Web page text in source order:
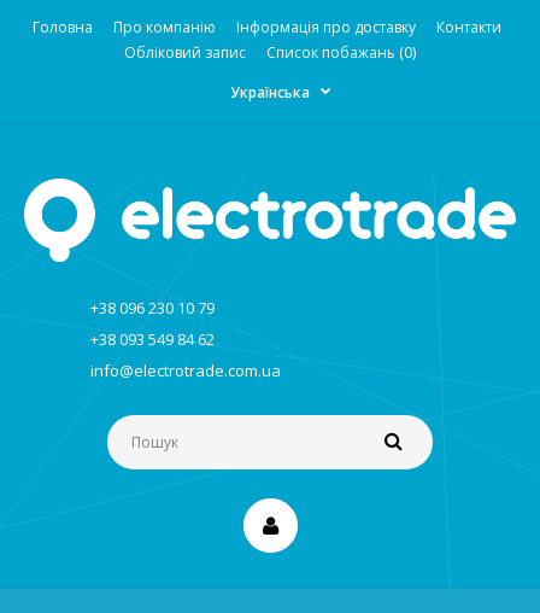
Головна Про компанію Інформація про доставку
Контакти
Обліковий запис
Список побажань (0)
Українська
+38 096 230 10 79
+38 093 549 84 62
info@electrotrade.com.ua